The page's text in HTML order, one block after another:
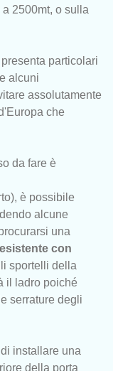
2500mt, o sulla
particolari
alcuni
assolutamente
che
da fare è
è possibile
alcune
una
con
sportelli della
il ladro poiché
serrature degli
installare una
della porta